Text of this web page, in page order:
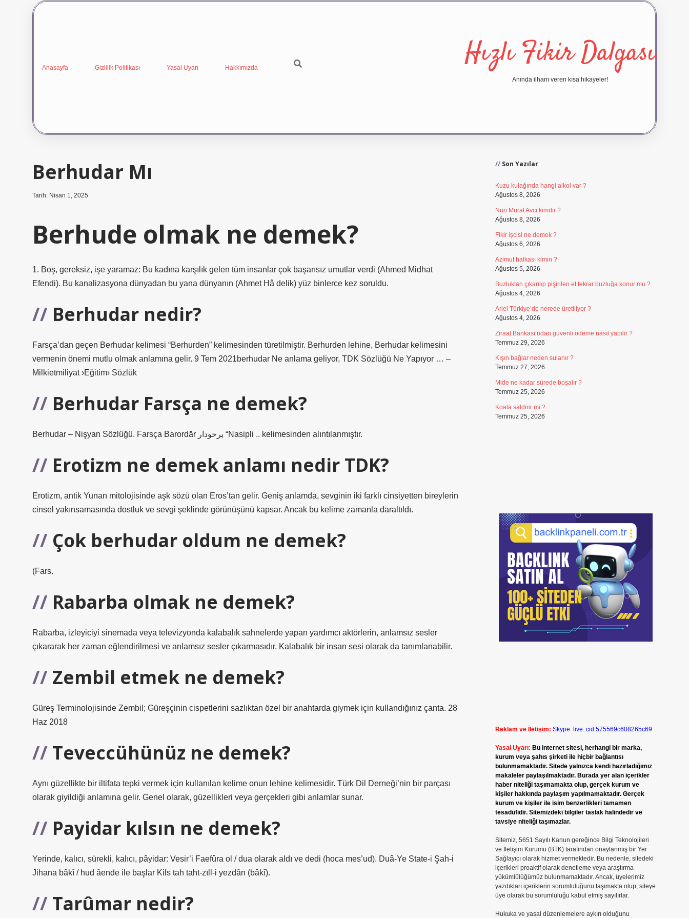
Anasayfa Gizlilik Politikası Yasal Uyarı Hakkımızda Hızlı Fikir Dalgası
Anında ilham veren kısa hikayeler!
Berhudar Mı
Tarih: Nisan 1, 2025
Berhude olmak ne demek?
1. Boş, gereksiz, işe yaramaz: Bu kadına karşılık gelen tüm insanlar çok başarısız umutlar verdi (Ahmed Midhat
Efendi). Bu kanalizasyona dünyadan bu yana dünyanın (Ahmet Hâ delik) yüz binlerce kez soruldu.
Berhudar nedir?
Farsça’dan geçen Berhudar kelimesi “Berhurden” kelimesinden türetilmiştir. Berhurden lehine, Berhudar kelimesini
vermenin önemi mutlu olmak anlamına gelir. 9 Tem 2021berhudar Ne anlama geliyor, TDK Sözlüğü Ne Yapıyor … –
Milkietmiliyat ›Eğitim› Sözlük
Berhudar Farsça ne demek?
Berhudar – Nişyan Sözlüğü. Farsça Barordār برخودار “Nasipli .. kelimesinden alıntılanmıştır.
Erotizm ne demek anlamı nedir TDK?
Erotizm, antik Yunan mitolojisinde aşk sözü olan Eros’tan gelir. Geniş anlamda, sevginin iki farklı cinsiyetten bireylerin
cinsel yakınsamasında dostluk ve sevgi şeklinde görünüşünü kapsar. Ancak bu kelime zamanla daraltıldı.
Çok berhudar oldum ne demek?
(Fars.
Rabarba olmak ne demek?
Rabarba, izleyiciyi sinemada veya televizyonda kalabalık sahnelerde yapan yardımcı aktörlerin, anlamsız sesler
çıkararak her zaman eğlendirilmesi ve anlamsız sesler çıkarmasıdır. Kalabalık bir insan sesi olarak da tanımlanabilir.
Zembil etmek ne demek?
Güreş Terminolojisinde Zembil; Güreşçinin cispetlerini sazlıktan özel bir anahtarda giymek için kullandığınız çanta. 28
Haz 2018
Teveccühünüz ne demek?
Aynı güzellikte bir iltifata tepki vermek için kullanılan kelime onun lehine kelimesidir. Türk Dil Derneği’nin bir parçası
olarak giyildiği anlamına gelir. Genel olarak, güzellikleri veya gerçekleri gibi anlamlar sunar.
Payidar kılsın ne demek?
Yerinde, kalıcı, sürekli, kalıcı, pâyidar: Vesir’i Faefûra ol / dua olarak aldı ve dedi (hoca mes’ud). Duâ-Ye State-i Şah-i
Jihana bâkî / hud âende ile başlar Kils tah taht-zıll-i yezdân (bâkî).
Tarûmar nedir?
Son Yazılar
Kuzu kulağında hangi alkol var ?
Ağustos 8, 2026
Nuri Murat Avcı kimdir ?
Ağustos 8, 2026
Fikir işcisi ne demek ?
Ağustos 6, 2026
Azimut halkası kimin ?
Ağustos 5, 2026
Buzluktan çıkarılıp pişirilen et tekrar buzluğa konur mu ?
Ağustos 4, 2026
Ariel Türkiye’de nerede üretiliyor ?
Ağustos 4, 2026
Ziraat Bankası’ndan güvenli ödeme nasıl yapılır ?
Temmuz 29, 2026
Kışın bağlar neden sulanır ?
Temmuz 27, 2026
Mide ne kadar sürede boşalır ?
Temmuz 25, 2026
Koala saldirir mi ?
Temmuz 25, 2026
Reklam ve İletişim: Skype: live:.cid.575569c608265c69
Yasal Uyarı: Bu internet sitesi, herhangi bir marka,
kurum veya şahıs şirketi ile hiçbir bağlantısı
bulunmamaktadır. Sitede yalnızca kendi hazırladığımız
makaleler paylaşılmaktadır. Burada yer alan içerikler
haber niteliği taşımamakta olup, gerçek kurum ve
kişiler hakkında paylaşım yapılmamaktadır. Gerçek
kurum ve kişiler ile isim benzerlikleri tamamen
tesadüfidir. Sitemizdeki bilgiler taslak halindedir ve
tavsiye niteliği taşımazlar.
Sitemiz, 5651 Sayılı Kanun gereğince Bilgi Teknolojileri
ve İletişim Kurumu (BTK) tarafından onaylanmış bir Yer
Sağlayıcı olarak hizmet vermektedir. Bu nedenle, sitedeki
içerikleri proaktif olarak denetleme veya araştırma
yükümlülüğümüz bulunmamaktadır. Ancak, üyelerimiz
yazdıkları içeriklerin sorumluluğunu taşımakta olup, siteye
üye olarak bu sorumluluğu kabul etmiş sayılırlar.
Hukuka ve yasal düzenlemelere aykırı olduğunu